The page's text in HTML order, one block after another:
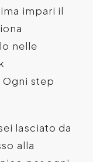
impari il
nelle
step
lasciato da
alla